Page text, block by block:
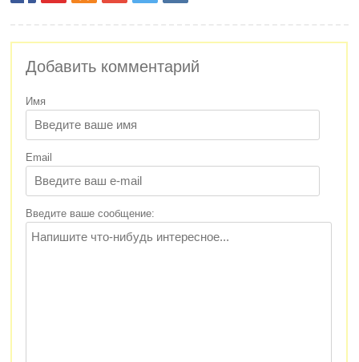
Добавить комментарий
Имя
Email
Введите ваше сообщение: